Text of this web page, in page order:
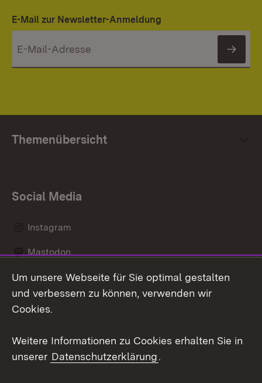
E-Mail zur Newsletter-Anmeldung
Themenübersicht
Social Media
Instagram
Mastodon
Messenger
Um unsere Webseite für Sie optimal gestalten
und verbessern zu können, verwenden wir
Cookies.
Weitere Informationen zu Cookies erhalten Sie in
unserer Datenschutzerklärung.